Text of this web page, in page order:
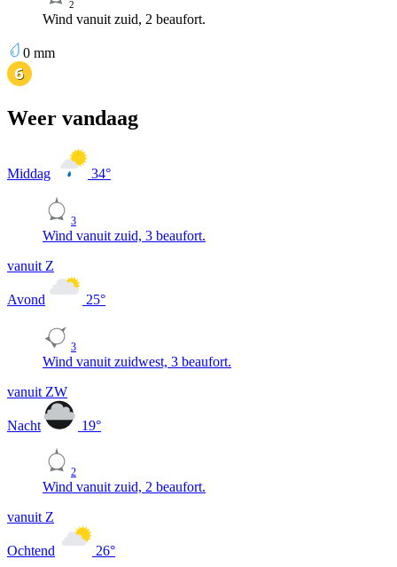
2
Wind vanuit zuid, 2 beaufort.
0 mm
Weer vandaag
Middag 34°
3
Wind vanuit zuid, 3 beaufort.
vanuit Z
Avond 25°
3
Wind vanuit zuidwest, 3 beaufort.
vanuit ZW
Nacht 19°
2
Wind vanuit zuid, 2 beaufort.
vanuit Z
Ochtend 26°